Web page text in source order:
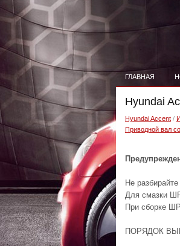
ГЛАВНАЯ
Hyundai
Hyundai Accent /
Приводной вал
Не
Для смазки
При сборке
ПОРЯДОК